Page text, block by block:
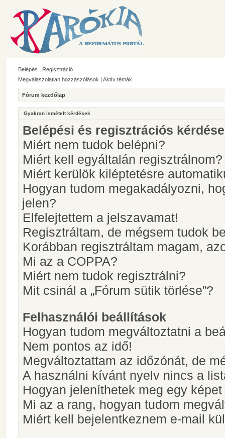
Belépés
Regisztráció
Megválaszolatlan hozzászólások | Aktív témák
Fórum kezdőlap
Gyakran ismételt kérdések
Belépési és regisztrációs
Miért nem tudok belépni?
Miért kell egyáltalán regisztrálnom?
Miért kerülök kiléptetésre
Hogyan tudom megakadályozni,
jelen?
Elfelejtettem a jelszavamat!
Regisztráltam, de mégsem tudok
Korábban regisztráltam magam,
Mi az a COPPA?
Miért nem tudok regisztrálni?
Mit csinál a „Fórum sütik törlése”?
Felhasználói beállítások
Hogyan tudom megváltoztatni a
Nem pontos az idő!
Megváltoztattam az időzónát, de
A használni kívánt nyelv nincs a
Hogyan jeleníthetek meg egy
Mi az a rang, hogyan tudom
Miért kell bejelentkeznem e-mail